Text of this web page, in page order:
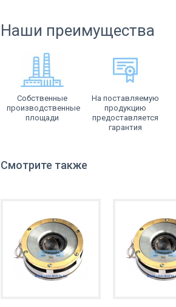
Наши преимущества
Собственные
производственные
площади
На поставляемую
продукцию
предоставляется
гарантия
Смотрите также